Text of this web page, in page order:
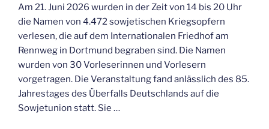
VI
D
Dortmund“
Am 21. Juni 2026 wurden in der Zeit von 14 bis 20 Uhr
die Namen von 4.472 sowjetischen Kriegsopfern
verlesen, die auf dem Internationalen Friedhof am
Rennweg in Dortmund begraben sind. Die Namen
wurden von 30 Vorleserinnen und Vorlesern
vorgetragen. Die Veranstaltung fand anlässlich des 85.
Jahrestages des Überfalls Deutschlands auf die
Sowjetunion statt. Sie …